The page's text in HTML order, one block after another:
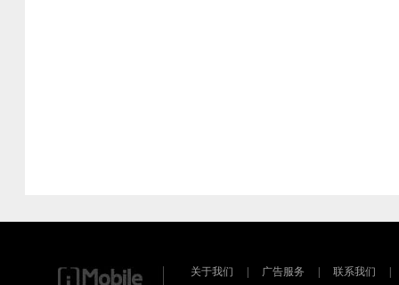
关于我们 广告服务 联系我们